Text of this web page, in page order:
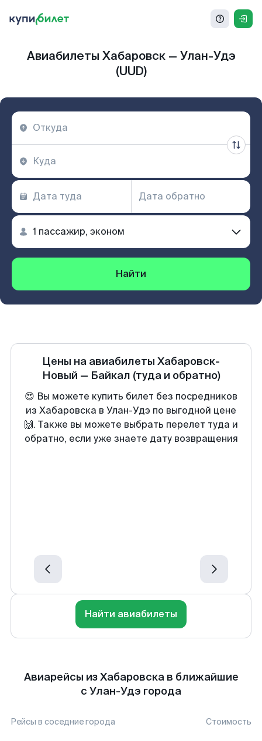
Авиабилеты Хабаровск — Улан-Удэ
(UUD)
Найти
Цены на авиабилеты Хабаровск-
Новый — Байкал (туда и обратно)
😍 Вы можете купить билет без посредников
из Хабаровска в Улан-Удэ по выгодной цене
🙌. Также вы можете выбрать перелет туда и
обратно, если уже знаете дату возвращения
Найти авиабилеты
Авиарейсы из Хабаровска в ближайшие
с Улан-Удэ города
Рейсы в соседние города Стоимость